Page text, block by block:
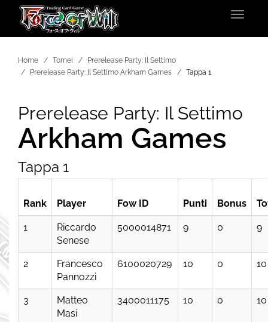
Toggle
Home Tornei
Prerelease Party: Il Settimo
Prerelease Party: Il Settimo Arkham Games
Tappa 1
Prerelease Party: Il Settimo
Arkham Games
Tappa 1
Rank Player Fow ID Punti Bonus
1
Riccardo
Senese
5000014871 9 0 9
2
Francesco
Pannozzi
6100020729 10 0 10
3
Matteo
Masi
3400011175 10 0 10